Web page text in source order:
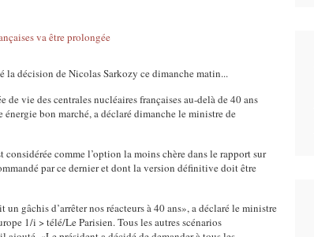
la décision de Nicolas Sarkozy ce dimanche matin...
vie des centrales nucléaires françaises au-delà de 40 ans
énergie bon marché, a déclaré dimanche le ministre de
considérée comme l’option la moins chère dans le rapport sur
par ce dernier et dont la version définitive doit être
un gâchis d’arrêter nos réacteurs à 40 ans», a déclaré le ministre
1/i > télé/Le Parisien. Tous les autres scénarios